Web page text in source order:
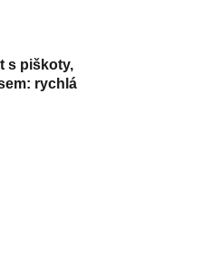
s piškoty,
rychlá